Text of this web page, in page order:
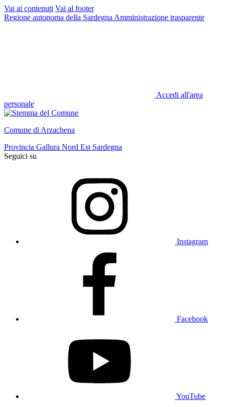
Vai ai contenuti Vai al footer
Regione autonoma della Sardegna Amministrazione trasparente
Accedi all'area
personale
Comune di Arzachena
Provincia Gallura Nord Est Sardegna
Seguici su
Instagram
Facebook
YouTube